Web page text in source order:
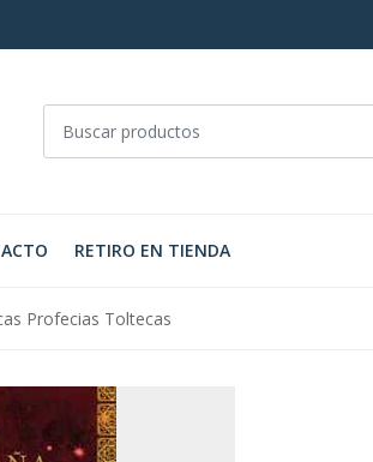
RETIRO EN TIENDA
Profecias Toltecas